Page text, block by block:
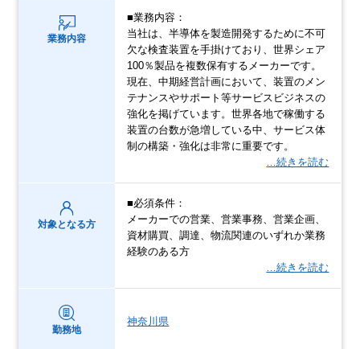
業務内容
■業務内容：
当社は、半導体を製造開発するために不可
欠な検査装置を手掛けており、世界シェア
100％製品を複数保有するメーカーです。
現在、中期経営計画において、装置のメン
テナンスやサポート等サービスビジネスの
強化を掲げています。世界各地で稼働する
装置の台数が急増している中、サービス体
制の構築・強化は非常に重要です。
…続きを読む
対象となる方
■必須条件：
メーカーでの営業、営業事務、営業企画、
資材購買、調達、物流関連のいずれか業務
経験のある方
…続きを読む
勤務地
神奈川県